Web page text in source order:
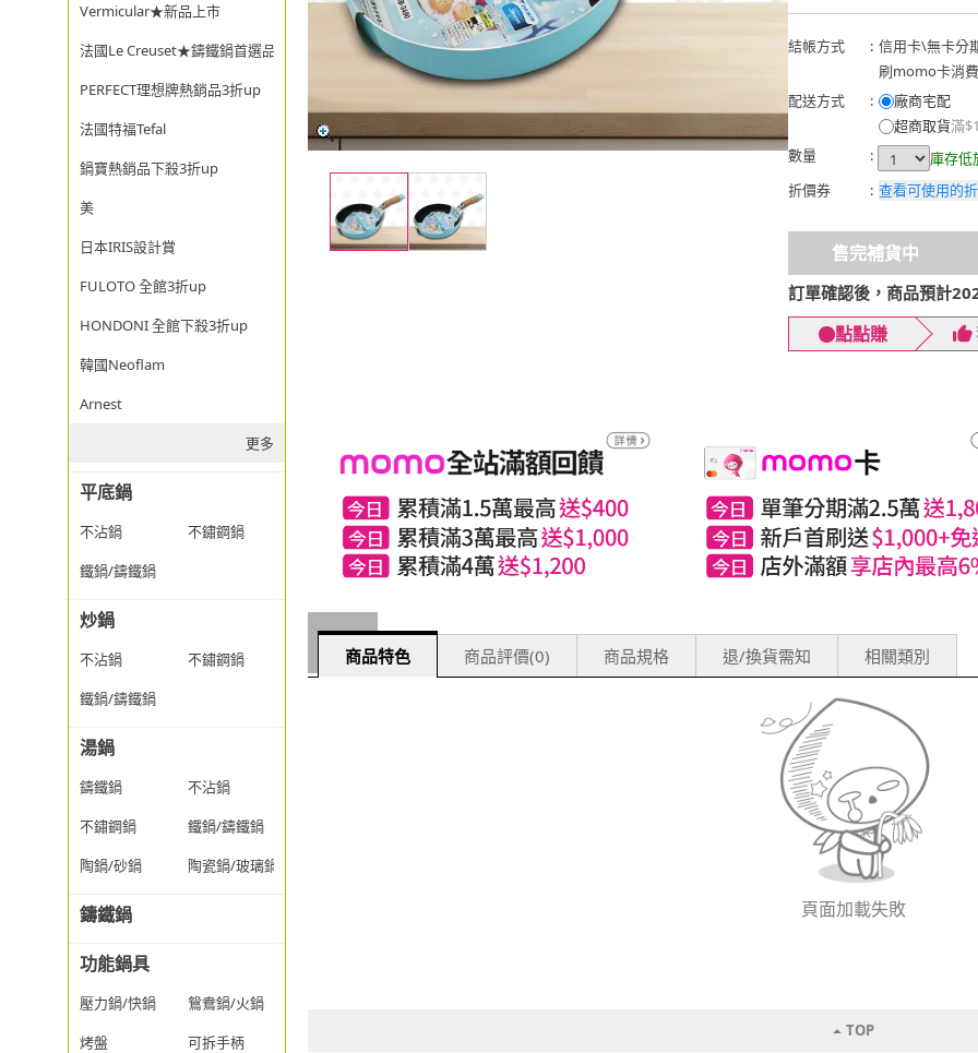
Vermicular★新品上市
法國Le Creuset★鑄鐵鍋首選品牌
PERFECT理想牌熱銷品3折up
法國特福Tefal
鍋寶熱銷品下殺3折up
美
日本IRIS設計賞
FULOTO 全館3折up
HONDONI 全館下殺3折up
韓國Neoflam
Arnest
更多
平底鍋
不沾鍋
不鏽鋼鍋
鐵鍋/鑄鐵鍋
炒鍋
不沾鍋
不鏽鋼鍋
鐵鍋/鑄鐵鍋
湯鍋
鑄鐵鍋
不沾鍋
不鏽鋼鍋
鐵鍋/鑄鐵鍋
陶鍋/砂鍋
陶瓷鍋/玻璃鍋/透明鍋
鑄鐵鍋
功能鍋具
壓力鍋/快鍋
鴛鴦鍋/火鍋
烤盤
可拆手柄
結帳方式 : 信用卡\無卡分
刷momo卡消
配送方式
:
廠商宅配
超商取貨滿
數量
: 庫存低
折價券
: 查看可使用的
售完補貨中
訂單確認後，商品預計
點點賺
商品特色 商品評價(0) 商品規格 退/換貨需知 相關類別
頁面加載失敗
TOP